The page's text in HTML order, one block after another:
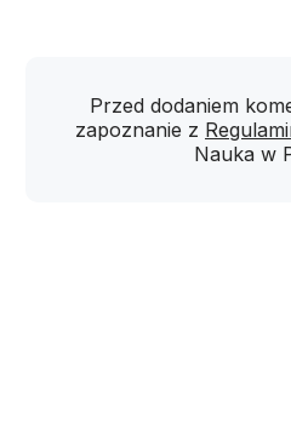
Przed dodaniem
zapoznanie z
Nauka w